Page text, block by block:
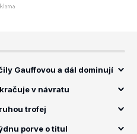
Gauffovou a dál dominují
v návratu
trofej
porve o titul